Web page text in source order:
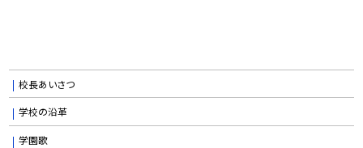
校長あいさつ
学校の沿革
学園歌